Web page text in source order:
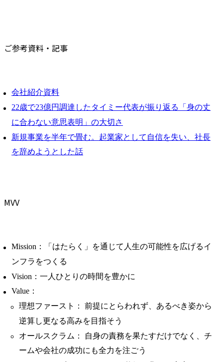
ご参考資料・記事
会社紹介資料
22歳で23億円調達したタイミー代表が振り返る「身の丈
に合わない意思表明」の大切さ
新規事業を半年で畳む。起業家として自信を失い、社長
を辞めようとした話
MVV
Mission：「はたらく」を通じて人生の可能性を広げるイ
ンフラをつくる
Vision：一人ひとりの時間を豊かに
Value：
理想ファースト： 前提にとらわれず、あるべき姿から
逆算し更なる高みを目指そう
オールスクラム： 自身の責務を果たすだけでなく、チ
ームや会社の成功にも全力を注ごう